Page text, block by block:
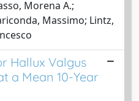
Morena A.;
Massimo; Lintz,
Hallux Valgus
a Mean 10-Year